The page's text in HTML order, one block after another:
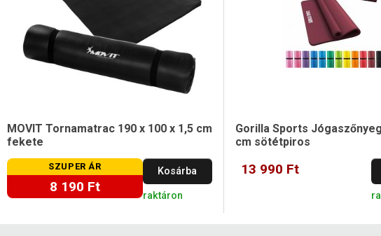
MOVIT Tornamatrac 190 x 100 x 1,5 cm
fekete
SZUPER ÁR
8 190 Ft
Kosárba
raktáron
Gorilla Sports
cm sötétpiros
13 990 Ft